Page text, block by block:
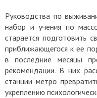
Руководства по
набор и учения по
старается подготовить
приближающегося к ее
в последние месяцы
рекомендации. В них
станции метро
укреплению